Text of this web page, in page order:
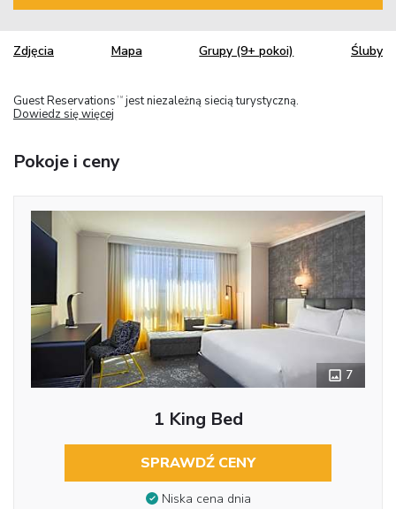
Zdjęcia Mapa Grupy (9+ pokoi) Śluby
Guest Reservations TM jest niezależną siecią turystyczną.
Dowiedz się więcej
Pokoje i ceny
7
1 King Bed
SPRAWDŹ CENY
Niska cena dnia